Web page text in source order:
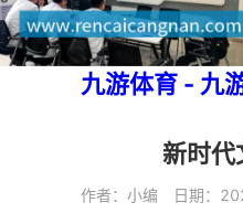
九游体育 - 九
新时代
作者：小编 日期：